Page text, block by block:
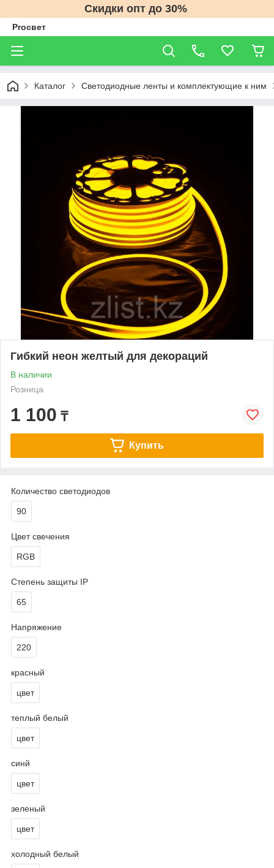
Скидки опт до 30%
Proсвет
Каталог Светодиодные ленты и комплектующие к ним
Гибкий неон желтый для декораций
В наличии
Розница
1 100 ₸
Купить
Количество светодиодов
90
Цвет свечения
RGB
Степень защиты IP
65
Напряжение
220
красный
цвет
теплый белый
цвет
синй
цвет
зеленый
цвет
холодный белый